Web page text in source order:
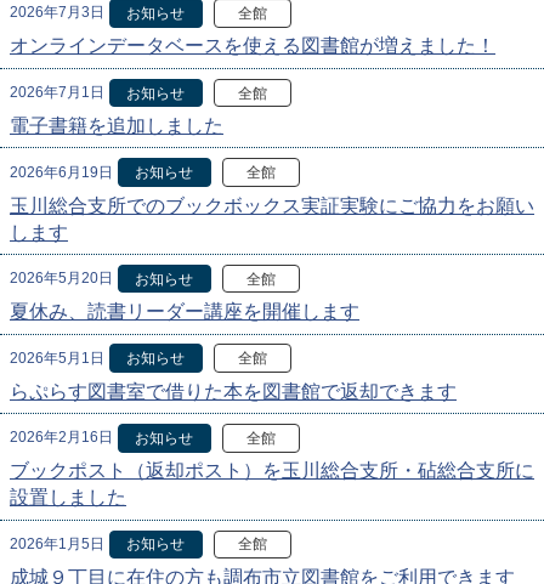
2026年7月3日 お知らせ 全館
オンラインデータベースを使える図書館が増えました！
2026年7月1日 お知らせ 全館
電子書籍を追加しました
2026年6月19日 お知らせ 全館
玉川総合支所でのブックボックス実証実験にご協力をお願い
します
2026年5月20日 お知らせ 全館
夏休み、読書リーダー講座を開催します
2026年5月1日 お知らせ 全館
らぷらす図書室で借りた本を図書館で返却できます
2026年2月16日 お知らせ 全館
ブックポスト（返却ポスト）を玉川総合支所・砧総合支所に
設置しました
2026年1月5日 お知らせ 全館
成城９丁目に在住の方も調布市立図書館をご利用できます